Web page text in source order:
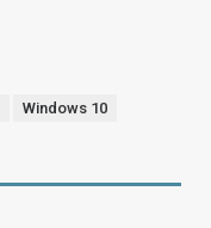
Windows 10